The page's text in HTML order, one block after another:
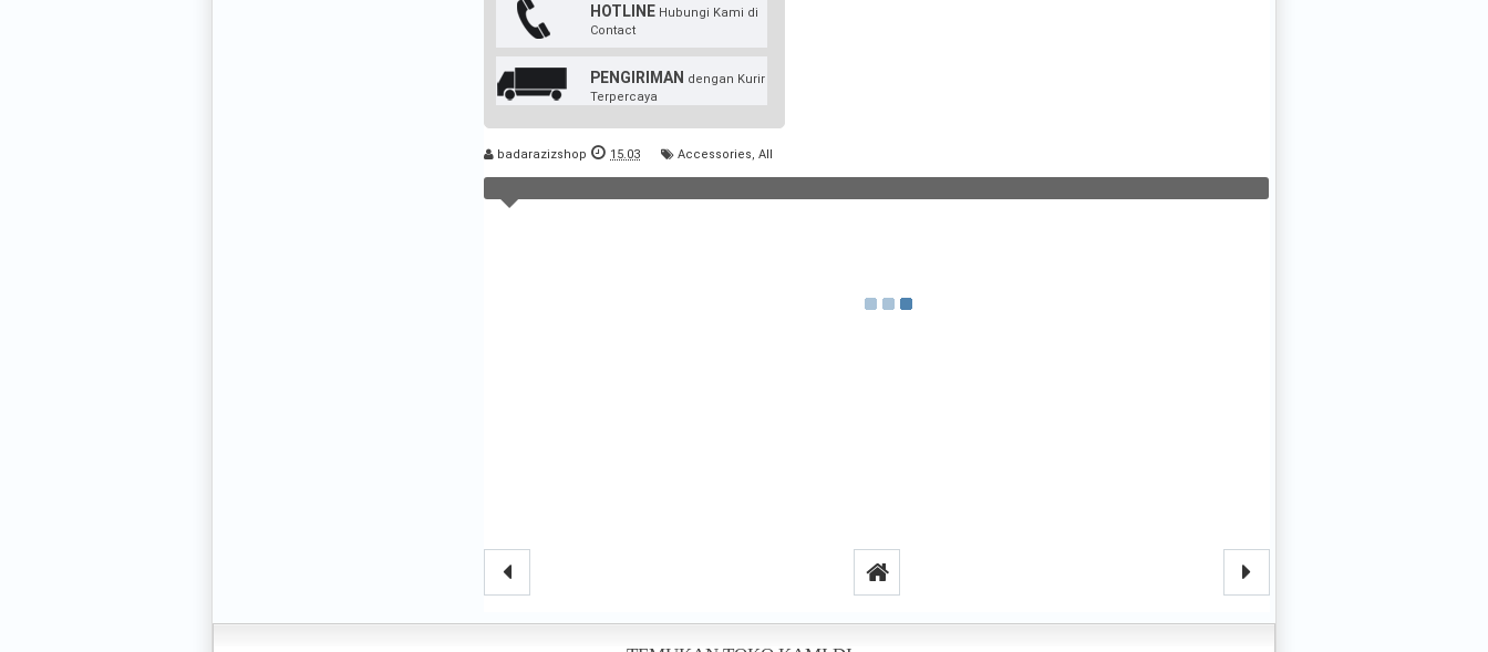
HOTLINE Hubungi Kami di
Contact
PENGIRIMAN dengan Kurir
Terpercaya
badarazizshop 15.03 Accessories All